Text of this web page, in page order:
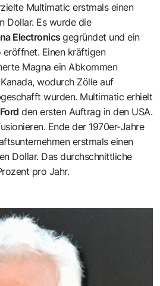
Multimatic erstmals einen
Dollar. Es wurde die
Electronicsgegründet und ein
eröffnet. Einen kräftigen
Magna ein Abkommen
wodurch Zölle auf
wurden. Multimatic erhielt
Ford den ersten Auftrag in den USA.
Ende der 1970er-Jahre
erstmals einen
Dollar. Das durchschnittliche
pro Jahr.